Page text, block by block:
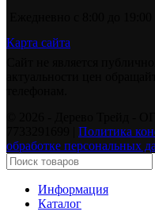
Карта сайта
Политика
обработке персональных
Информация
Каталог